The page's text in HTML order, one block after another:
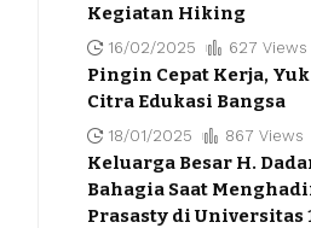
Kegiatan Hiking
16/02/2025 627 Views
Pingin Cepat Kerja,
Citra Edukasi Bangsa
18/01/2025 867 Views
Keluarga Besar H.
Bahagia Saat
Prasasty di Universitas